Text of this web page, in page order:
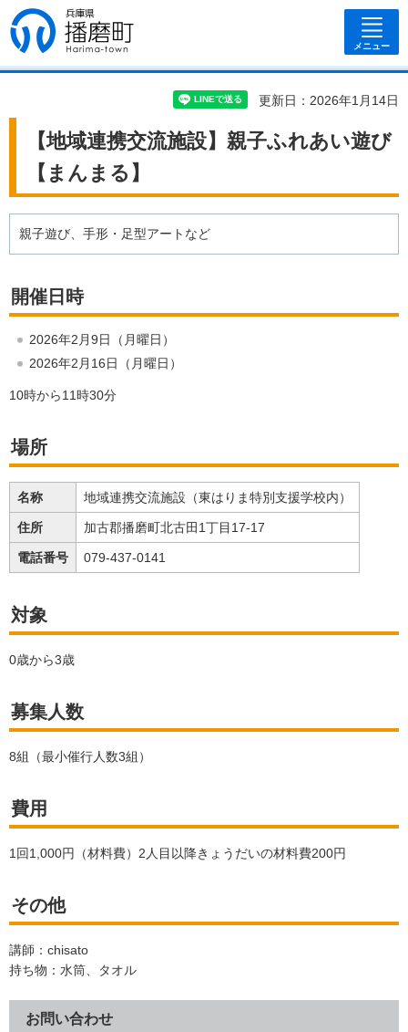
兵庫県 播磨
町
メニュー
更新日：2026年1月14日
【地域連携交流施設】親子ふれあい遊び
【まんまる】
親子遊び、手形・足型アートなど
開催日時
2026年2月9日（月曜日）
2026年2月16日（月曜日）
10時から11時30分
場所
名称 地域連携交流施設（東はりま特別支援学校内）
住所 加古郡播磨町北古田1丁目17-17
電話番号 079-437-0141
対象
0歳から3歳
募集人数
8組（最小催行人数3組）
費用
1回1,000円（材料費）2人目以降きょうだいの材料費200円
その他
講師：chisato
持ち物：水筒、タオル
お問い合わせ